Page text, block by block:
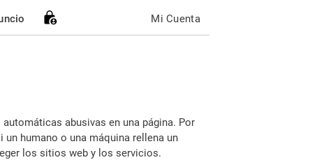
Mi Cuenta
abusivas en una página. Por
humano o una máquina rellena un
los sitios web y los servicios.